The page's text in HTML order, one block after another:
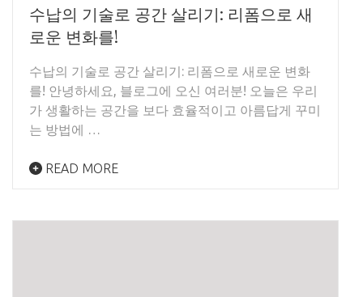
수납의 기술로 공간 살리기: 리폼으로 새
로운 변화를!
수납의 기술로 공간 살리기: 리폼으로 새로운 변화
를! 안녕하세요, 블로그에 오신 여러분! 오늘은 우리
가 생활하는 공간을 보다 효율적이고 아름답게 꾸미
는 방법에 …
READ MORE